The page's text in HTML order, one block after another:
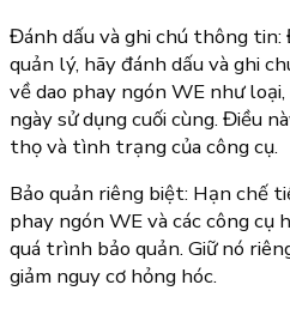
Đánh dấu và ghi chú thông tin:
quản lý, hãy đánh dấu và ghi
về dao phay ngón WE như
ngày sử dụng cuối cùng. Điều
thọ và tình trạng của công cụ.
Bảo quản riêng biệt: Hạn chế
phay ngón WE và các công
quá trình bảo quản. Giữ nó
giảm nguy cơ hỏng hóc.